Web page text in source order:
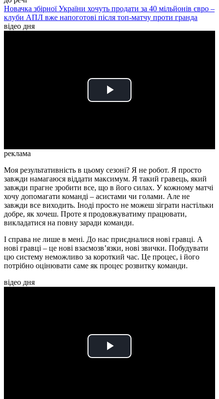
Новачка збірної України хочуть продати за 40 мільйонів євро –
клуби АПЛ вже напоготові після топ-матчу проти гранда
відео дня
Play
реклама
Моя результативність в цьому сезоні? Я не робот. Я просто
завжди намагаюся віддати максимум. Я такий гравець, який
завжди прагне зробити все, що в його силах. У кожному матчі
хочу допомагати команді – асистами чи голами. Але не
завжди все виходить. Іноді просто не можеш зіграти настільки
добре, як хочеш. Проте я продовжуватиму працювати,
викладатися на повну заради команди.
І справа не лише в мені. До нас приєдналися нові гравці. А
нові гравці – це нові взаємозв’язки, нові звички. Побудувати
цю систему неможливо за короткий час. Це процес, і його
потрібно оцінювати саме як процес розвитку команди.
відео дня
Play